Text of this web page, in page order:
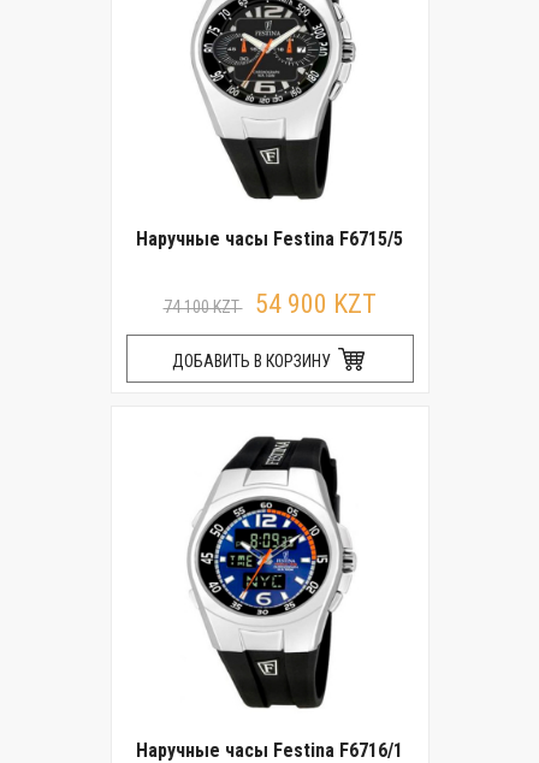
Наручные часы Festina F6715/5
74 100 KZT 54 900 KZT
ДОБАВИТЬ В КОРЗИНУ
Наручные часы Festina F6716/1